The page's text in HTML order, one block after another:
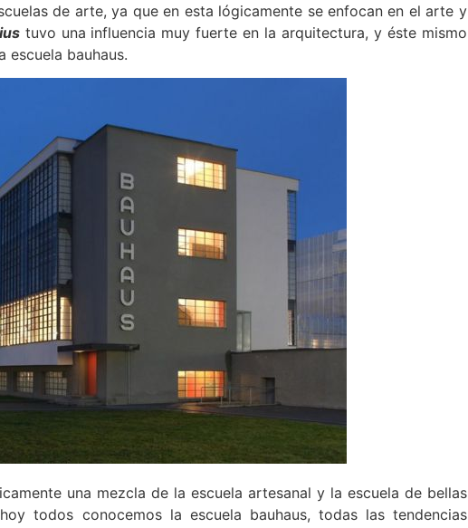
de arte, ya que en esta lógicamente se enfocan en el arte y
tuvo una influencia muy fuerte en la arquitectura, y éste mismo
escuela bauhaus.
una mezcla de la escuela artesanal y la escuela de bellas
todos conocemos la escuela bauhaus, todas las tendencias